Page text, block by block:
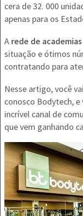
cera de 32. 000
apenas para os
A rede de
situação e ótimos
contratando para
Nesse artigo, você
conosco Bodytech,
incrível canal de
que vem ganhando